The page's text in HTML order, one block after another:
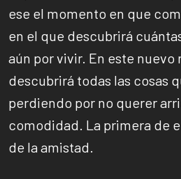
ese el momento en que
en el que descubrirá
aún por vivir. En este nuevo
descubrirá todas las cosas
perdiendo por no querer
comodidad. La primera de
de la amistad.